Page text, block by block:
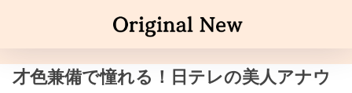
才色兼備で憧れる！日テレの美人アナウ